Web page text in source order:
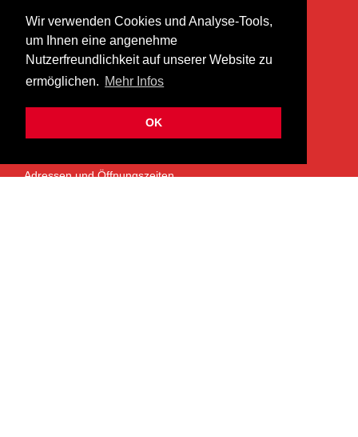
Wir verwenden Cookies und Analyse-Tools,
um Ihnen eine angenehme
Nutzerfreundlichkeit auf unserer Website zu
ermöglichen. Mehr Infos
OK
heer musik ag
Lättenstrasse 35
8952 Schlieren
info@heermusic.com
ÜBER UNS
Adressen und Öffnungszeiten